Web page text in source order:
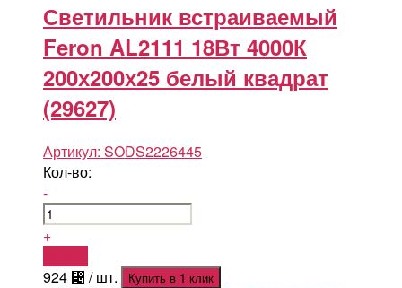
Светильник встраиваемый
Feron AL2111 18Вт 4000К
200х200х25 белый квадрат
(29627)
Артикул: SODS2226445
Кол-во:
-
+
924 ⃄ / шт. Купить в 1 клик